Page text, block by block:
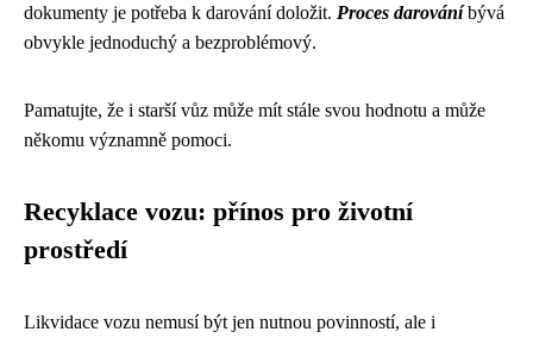
dokumenty je potřeba k darování doložit. Proces darováníbývá
obvykle jednoduchý a bezproblémový.
Pamatujte, že i starší vůz může mít stále svou hodnotu a může
někomu významně pomoci.
Recyklace vozu: přínos pro životní
prostředí
Likvidace vozu nemusí být jen nutnou povinností, ale i